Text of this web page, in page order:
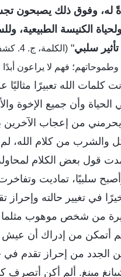
له، وفوق ذلك يصبحون
الكنيسة الطبيعية،
سلبي"
فهم لا يراعون
كلمات الله تعبيرًا مثاليًا
وأن جميع الإخوة
من إعجاب الآخرين
والشرب من كلام الله،
قول بعض الكلام
سلبيًا، تماديت
في تغيير حالته
من شخص موهوب
أتمكن من إدراك أن عيش
الجدد من إحراز تقدم
مينغ. ألم أكن أتصرف